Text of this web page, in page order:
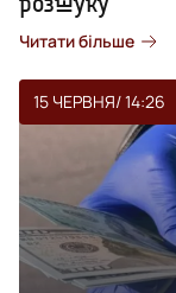
Читати більше
15 ЧЕРВНЯ/ 14:26